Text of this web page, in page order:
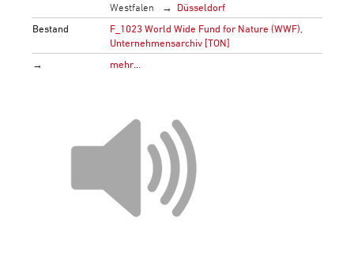
Westfalen
Düsseldorf
Bestand
F_1023 World Wide Fund for Nature (WWF),
Unternehmensarchiv [TON]
→
mehr…